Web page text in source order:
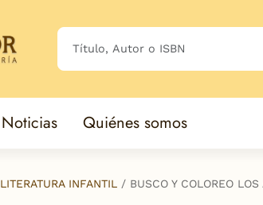
Noticias Quiénes somos
LITERATURA INFANTIL BUSCO Y COLOREO